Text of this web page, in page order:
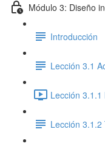
Módulo 3: Diseño
Introducción
Lección 3.1
Lección
Lección 3.1.2